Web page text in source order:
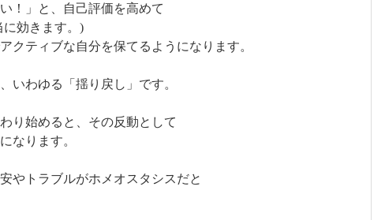
！」と、自己評価を高めて
効きます。)
クティブな自分を保てるようになります。
いわゆる「揺り戻し」です。
り始めると、その反動として
なります。
やトラブルがホメオスタシスだと